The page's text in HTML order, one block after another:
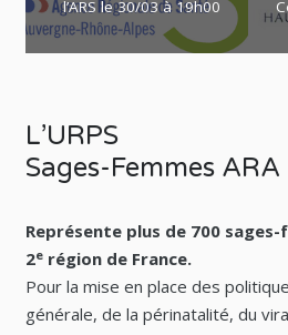
l’ARS le 30/03 à 19h00
L’URPS
Sages-Femmes ARA
Représente plus de 700
2erégion de France.
Pour la mise en place des
générale, de la périnatalité, du